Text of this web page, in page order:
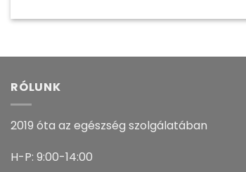
RÓLUNK
2019 óta az egészség szolgálatában
H-P: 9:00-14:00